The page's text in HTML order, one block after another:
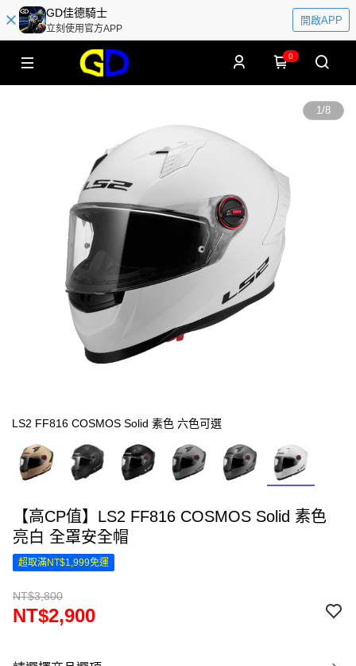
GD佳德騎士
立刻使用官方APP
開啟APP
0
1/8
LS2 FF816 COSMOS Solid 素色 六色可選
【高CP值】LS2 FF816 COSMOS Solid 素色
亮白 全罩安全帽
超取滿NT$1,999免運
NT$3,800
NT$2,900